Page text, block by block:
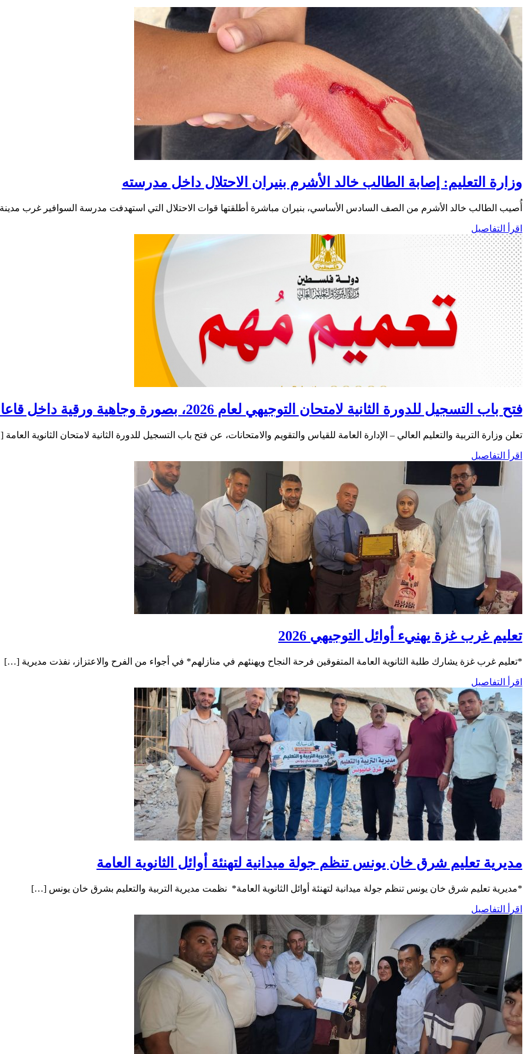
وزارة التعليم: إصابة الطالب خالد الأشرم بنيران الاحتلال داخل مدرسته
​أُصيب الطالب خالد الأشرم من الصف السادس الأساسي، بنيران مباشرة أطلقتها قوات الاحتلال التي استهدفت مدرسة السوافير غرب
اقرأ التفاصيل
فتح باب التسجيل للدورة الثانية لامتحان التوجيهي لعام 2026، بصورة وجاهية ورقية داخل قاعات الامتحان
تعلن وزارة التربية والتعليم العالي – الإدارة العامة للقياس والتقويم والامتحانات، عن فتح باب التسجيل للدورة الثانية لامتحان الثانوية
اقرأ التفاصيل
تعليم غرب غزة يهنيء أوائل التوجيهي 2026
*تعليم غرب غزة يشارك طلبة الثانوية العامة المتفوقين فرحة النجاح ويهنئهم في منازلهم* في أجواء من الفرح والاعتزاز، نفذت مديرية […]
اقرأ التفاصيل
مديرية تعليم شرق خان يونس تنظم جولة ميدانية لتهنئة أوائل الثانوية العامة
*مديرية تعليم شرق خان يونس تنظم جولة ميدانية لتهنئة أوائل الثانوية العامة* ​ نظمت مديرية التربية والتعليم بشرق خان يونس […]
اقرأ التفاصيل